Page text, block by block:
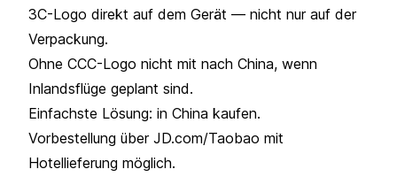
3C-Logo direkt auf dem Gerät — nicht nur auf der
Verpackung.
Ohne CCC-Logo nicht mit nach China, wenn
Inlandsflüge geplant sind.
Einfachste Lösung: in China kaufen.
Vorbestellung über JD.com/Taobao mit
Hotellieferung möglich.